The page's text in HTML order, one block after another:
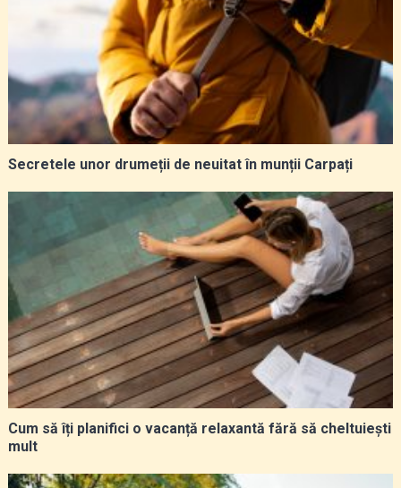
Secretele unor drumeții de neuitat în munții Carpați
Cum să îți planifici o vacanță relaxantă fără să cheltuiești
mult